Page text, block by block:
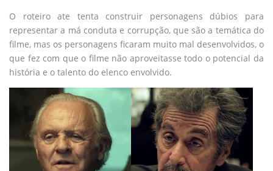
O roteiro ate tenta construir personagens dúbios para
representar a má conduta e corrupção, que são a temática do
filme, mas os personagens ficaram muito mal desenvolvidos, o
que fez com que o filme não aproveitasse todo o potencial da
história e o talento do elenco envolvido.